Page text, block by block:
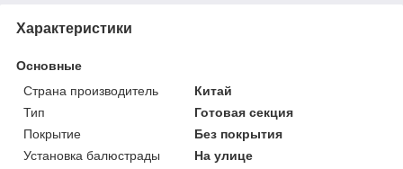
Характеристики
Основные
Страна производитель
Китай
Тип
Готовая секция
Покрытие
Без покрытия
Установка балюстрады
На улице